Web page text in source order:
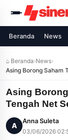
Beranda News
⌂ Beranda›News›
Asing Borong Saham
Miliar
Asing
Tengah Net
A
Anna Suleta
03/06/2026